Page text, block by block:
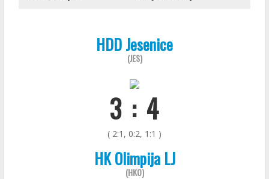
HDD Jesenice
(JES)
3 : 4
( 2:1, 0:2, 1:1 )
HK Olimpija LJ
(HKO)